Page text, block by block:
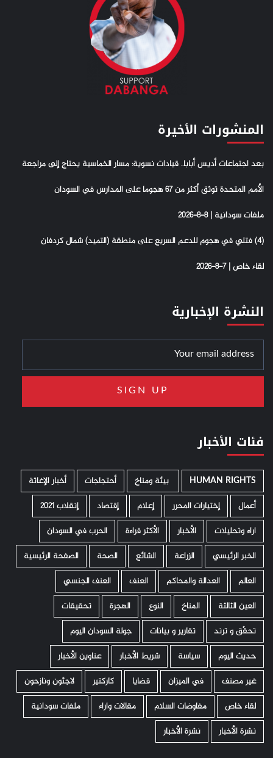
المنشورات الأخيرة
بعد اجتماعات أديس أبابا.. قيادات نسوية: مسار الخماسية يحتاج إلى مراجعة
الأمم المتحدة توثق أكثر من 67 هجوما على المدارس في السودان
ملفات سودانية | 8-8-2026
(4) فتلي في هجوم للدعم السريع على منطقة (التميد) شمال كردفان
لقاء خاص | 7-8-2026
النشرة الإخبارية
فئات الأخبار
HUMAN RIGHTS ­ بيئة ومناخ أحتجاجات
أخبار الإغاثة
أعمال
إختيارات المحرر إعلام إقتصاد
إنقلاب 2021
اراء وتحليلات
الأخبار الأكثر قراءة
الحرب في السودان
الخبر الرئيسي
الزراعة الشائع الصحة
الصفحة الرئيسية
العالم
العدالة والمحاكم العنف
العنف الجنسي
العين الثالثة
المناخ النوع الهجرة
تحقيقات
تحقّق و ترند
تقارير و بيانات
جولة السودان اليوم
حديث اليوم
سياسة شريط الأخبار
عناوين الأخبار
غير مصنف
في الميزان قضايا كاركتير
لاجئون ونازحون
لقاء خاص
مفاوضات السلام مقالات واراء
ملفات سودانية
نشرة الأخبار
نشرة الأخبار